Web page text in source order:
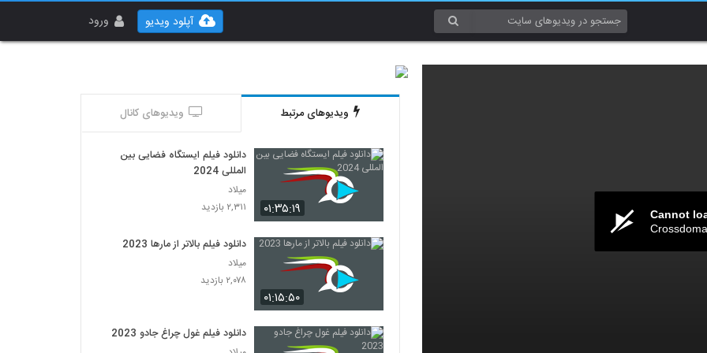
ورود آپلود ویدیو
Cannot
ویدیوهای مرتبط ویدیوهای کانال
۰۱:۳۵:۱۹
دانلود فیلم ایستگاه فضایی بین
المللی 2024
میلاد
۲,۳۱۱ بازدید
۰۱:۱۵:۵۰
دانلود فیلم بالاتر از مارها 2023
میلاد
۲,۰۷۸ بازدید
دانلود فیلم غول چراغ جادو 2023